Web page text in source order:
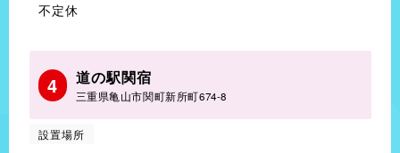
不定休
4 道の駅関宿
三重県亀山市関町新所町674-8
設置場所